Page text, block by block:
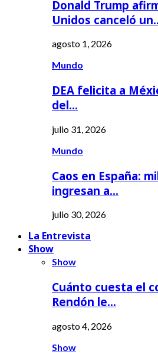
Donald Trump
Unidos canceló
agosto 1, 2026
Mundo
DEA felicita a
del…
julio 31, 2026
Mundo
Caos en España:
ingresan a…
julio 30, 2026
La Entrevista
Show
Show
Cuánto cuesta el
Rendón le…
agosto 4, 2026
Show